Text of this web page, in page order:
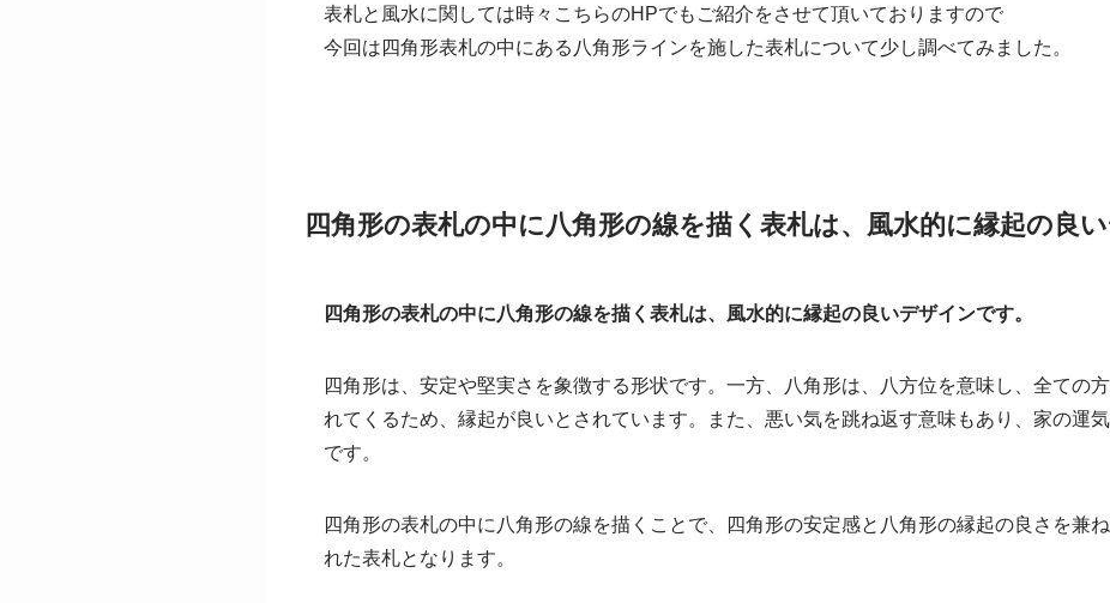
表札と風水に関しては時々こちらのHPでもご紹介をさせて頂いておりますので
今回は四角形表札の中にある八角形ラインを施した表札について少し調べてみました。
四角形の表札の中に八角形の線を描く表札は、風水的に縁起の良い
四角形の表札の中に八角形の線を描く表札は、風水的に縁起の良いデザインです。
四角形は、安定や堅実さを象徴する形状です。一方、八角形は、八方位を意味し、全ての
れてくるため、縁起が良いとされています。また、悪い気を跳ね返す意味もあり、家の運
です。
四角形の表札の中に八角形の線を描くことで、四角形の安定感と八角形の縁起の良さを兼
れた表札となります。